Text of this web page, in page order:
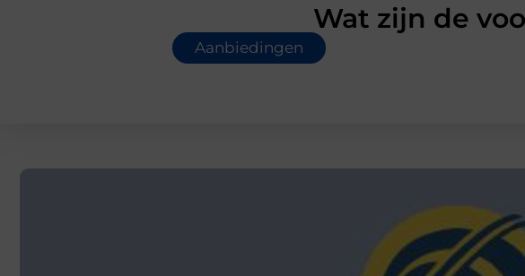
Wat zijn de
Aanbiedingen